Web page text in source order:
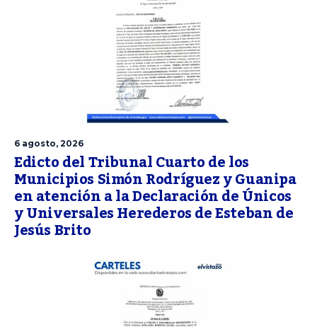
6 agosto, 2026
Edicto del Tribunal Cuarto de los
Municipios Simón Rodríguez y Guanipa
en atención a la Declaración de Únicos
y Universales Herederos de Esteban de
Jesús Brito